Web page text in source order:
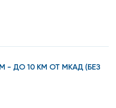
- ДО 10 КМ ОТ МКАД (БЕЗ